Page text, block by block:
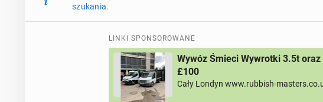
szukania.
LINKI SPONSOROWANE
Wywóz Śmieci Wywrotki 3.5t oraz
£100
Cały Londyn www.rubbish-